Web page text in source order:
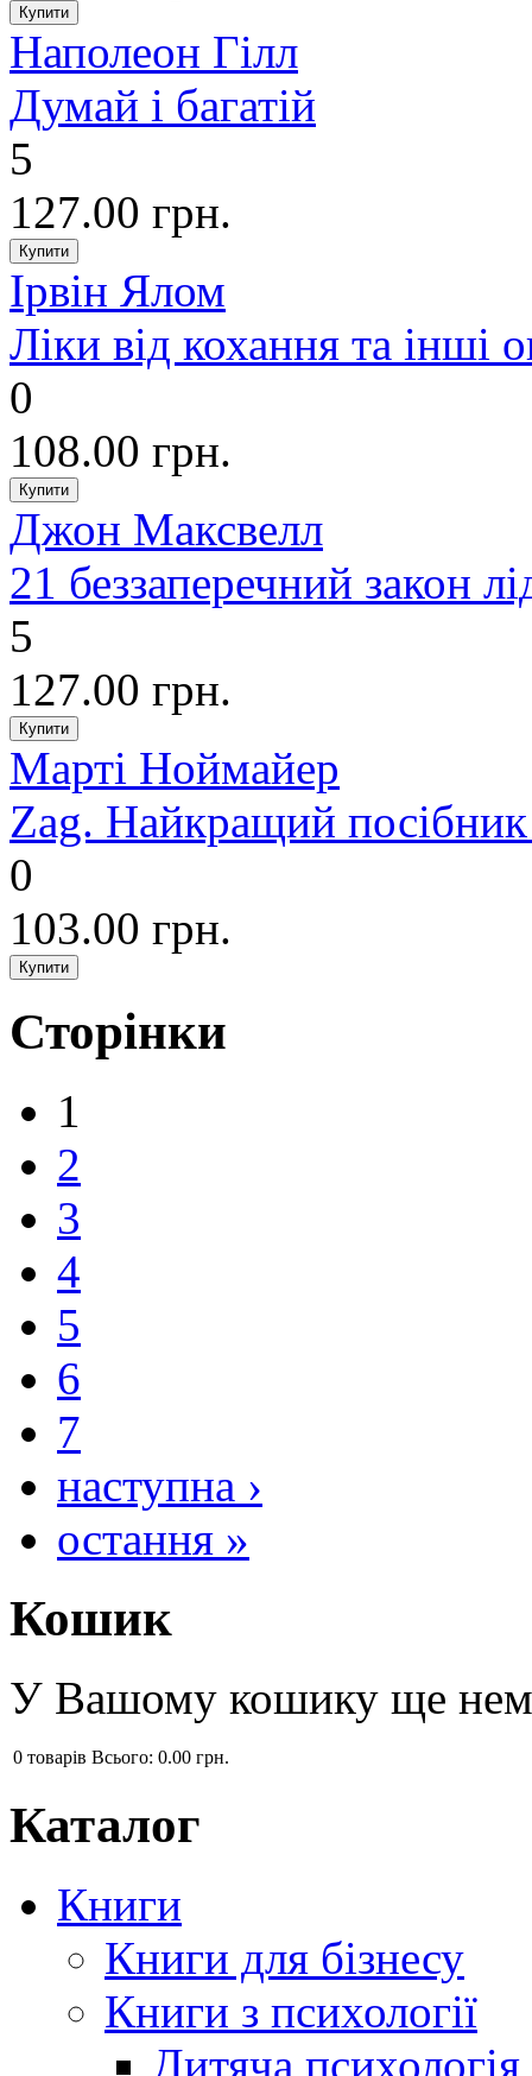
Наполеон Гілл
Думай і багатій
5
127.00 грн.
Ірвін Ялом
Ліки від кохання та інші
0
108.00 грн.
Джон Максвелл
21 беззаперечний закон
5
127.00 грн.
Марті Ноймайер
Zag. Найкращий
0
103.00 грн.
Сторінки
1
2
3
4
5
6
7
наступна ›
остання »
Кошик
У Вашому кошику ще
0 товарів Всього: 0.00 грн.
Каталог
Книги
Книги для бізнесу
Книги з психології
Дитяча психологія